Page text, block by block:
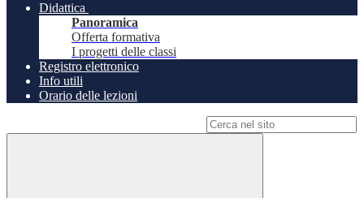
Didattica
Panoramica
Offerta formativa
I progetti delle classi
Registro elettronico
Info utili
Orario delle lezioni